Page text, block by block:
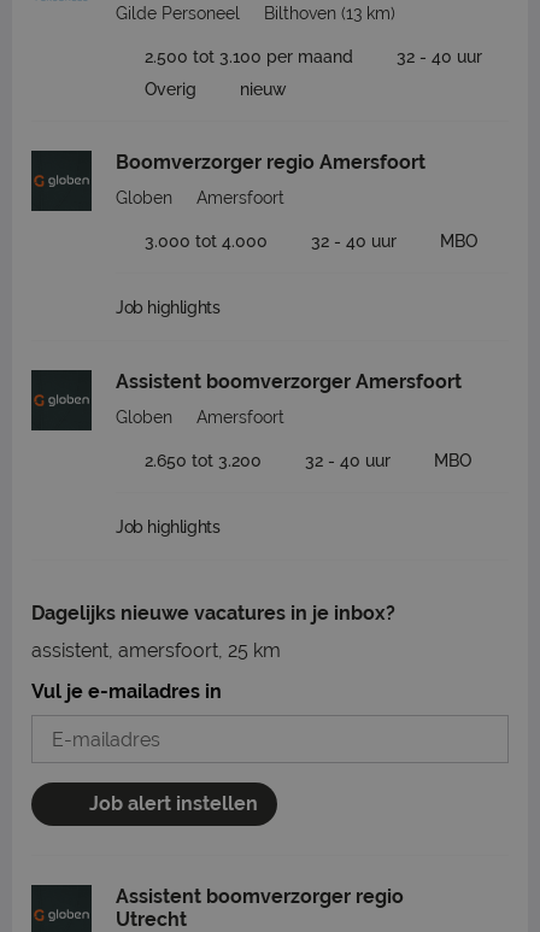
Gilde Personeel Bilthoven (13 km)
2.500 tot 3.100 per maand
32 - 40 uur
Overig
nieuw
Boomverzorger regio Amersfoort
Globen Amersfoort
3.000 tot 4.000 32 - 40 uur MBO
Job highlights
Assistent boomverzorger Amersfoort
Globen Amersfoort
2.650 tot 3.200 32 - 40 uur MBO
Job highlights
Dagelijks nieuwe vacatures in je inbox?
assistent, amersfoort, 25 km
Vul je e-mailadres in
Job alert instellen
Assistent boomverzorger regio
Utrecht